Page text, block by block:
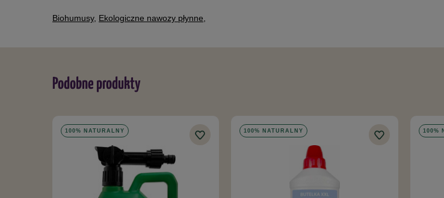
Biohumusy, Ekologiczne nawozy płynne
Podobne produkty
100% NATURALNY 100% NATURALNY 100%